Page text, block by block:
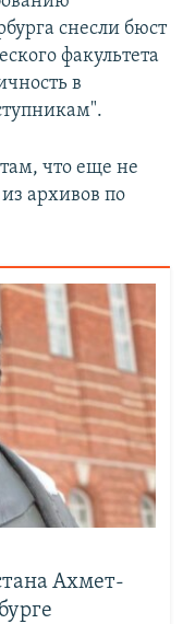
снесли бюст
факультета
в
что еще не
архивов по
Ахмет-